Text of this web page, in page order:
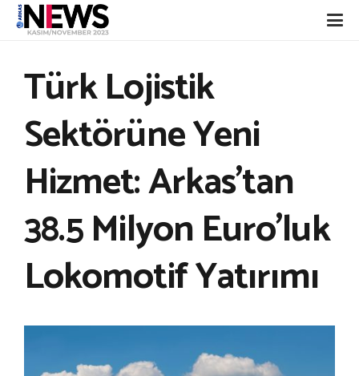
Türk Lojistik
Sektörüne Yeni
Hizmet: Arkas’tan
38.5 Milyon Euro’luk
Lokomotif Yatırımı